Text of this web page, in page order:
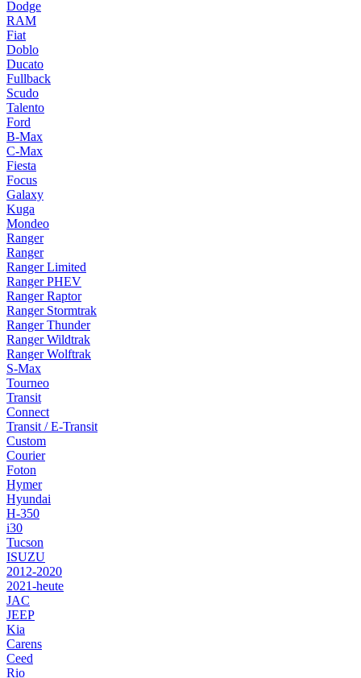
Dodge
RAM
Fiat
Doblo
Ducato
Fullback
Scudo
Talento
Ford
B-Max
C-Max
Fiesta
Focus
Galaxy
Kuga
Mondeo
Ranger
Ranger
Ranger Limited
Ranger PHEV
Ranger Raptor
Ranger Stormtrak
Ranger Thunder
Ranger Wildtrak
Ranger Wolftrak
S-Max
Tourneo
Transit
Connect
Transit / E-Transit
Custom
Courier
Foton
Hymer
Hyundai
H-350
i30
Tucson
ISUZU
2012-2020
2021-heute
JAC
JEEP
Kia
Carens
Ceed
Rio